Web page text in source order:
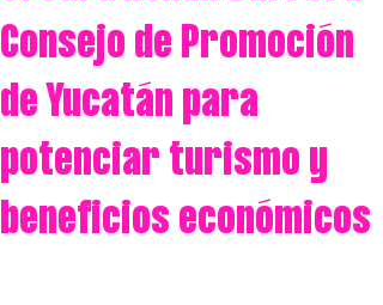
Consejo de Promoción
de Yucatán para
potenciar turismo y
beneficios económicos